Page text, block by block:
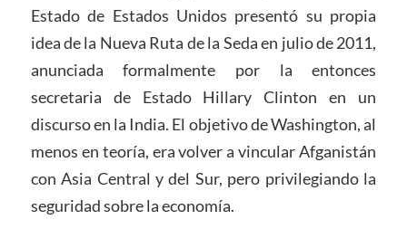
Estado de Estados Unidos presentó su propia
idea de la Nueva Ruta de la Seda en julio de 2011,
anunciada formalmente por la entonces
secretaria de Estado Hillary Clinton en un
discurso en la India. El objetivo de Washington, al
menos en teoría, era volver a vincular Afganistán
con Asia Central y del Sur, pero privilegiando la
seguridad sobre la economía.